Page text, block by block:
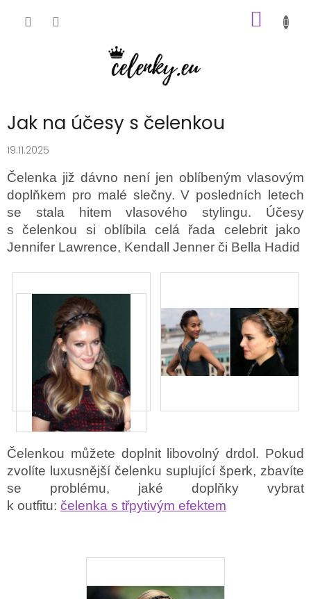
KOŠÍK
Jak na účesy s čelenkou
19.11.2025
Čelenka již dávno není jen oblíbeným vlasovým
doplňkem pro malé slečny. V posledních letech
se stala hitem vlasového stylingu. Účesy
s čelenkou si oblíbila celá řada celebrit jako
Jennifer Lawrence, Kendall Jenner či Bella Hadid
Čelenkou můžete doplnit libovolný drdol. Pokud
zvolíte luxusnější čelenku suplující šperk, zbavíte
se problému, jaké doplňky vybrat
k outfitu: čelenka s třpytivým efektem